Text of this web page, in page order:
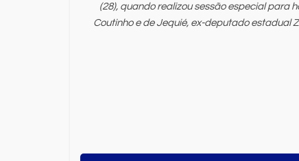
(28), quando realizou sessão especial para
Coutinho e de Jequié, ex-deputado estadual